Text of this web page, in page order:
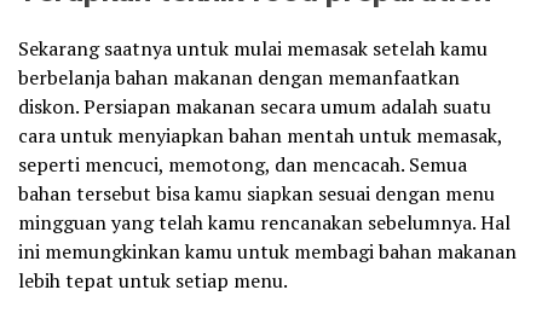
Sekarang saatnya untuk mulai memasak setelah kamu
berbelanja bahan makanan dengan memanfaatkan
diskon. Persiapan makanan secara umum adalah suatu
cara untuk menyiapkan bahan mentah untuk memasak,
seperti mencuci, memotong, dan mencacah. Semua
bahan tersebut bisa kamu siapkan sesuai dengan menu
mingguan yang telah kamu rencanakan sebelumnya. Hal
ini memungkinkan kamu untuk membagi bahan makanan
lebih tepat untuk setiap menu.